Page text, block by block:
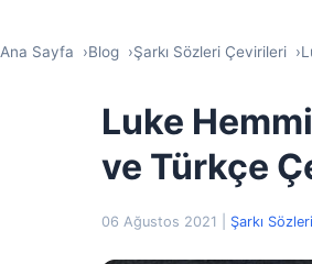
Ana Sayfa Blog Şarkı Sözleri Çevirileri
Luke
ve Türkçe
06 Ağustos 2021 Şarkı